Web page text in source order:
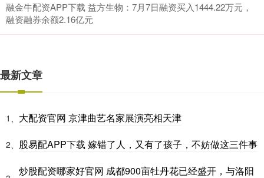
融金牛配资APP下载 益方生物：7月7日融资买入1444.22万元，
融资融券余额2.16亿元
最新文章
1、 大配资官网 京津曲艺名家展演亮相天津
2、 股易配APP下载 嫁错了人，又有了孩子，不妨做这三件事
炒股配资哪家好官网 成都900亩牡丹花已经盛开，与洛阳